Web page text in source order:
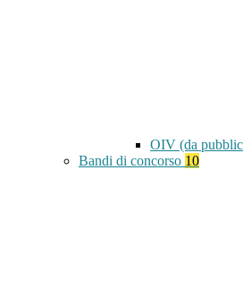
OIV (da
Bandi di concorso 10